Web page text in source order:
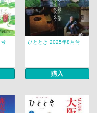
ひととき 2025年8月号
購入